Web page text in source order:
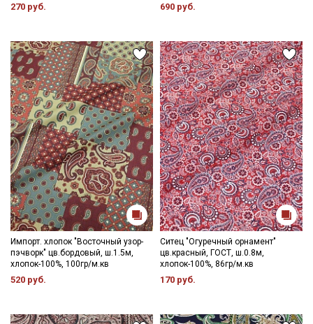
270 руб. 690 руб.
Импорт. хлопок "Восточный узор-
пэчворк" цв.бордовый, ш.1.5м,
хлопок-100%, 100гр/м.кв
520 руб.
Ситец "Огуречный орнамент"
цв.красный, ГОСТ, ш.0.8м,
хлопок-100%, 86гр/м.кв
170 руб.
Секретная рассылка от Купава
Мы публикуем здесь дополнительные
промокоды и скидки до 30% на узкие
категории тканей
Электронная почта